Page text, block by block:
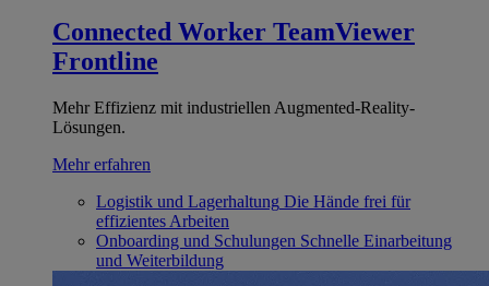
Connected Worker TeamViewer
Frontline
Mehr Effizienz mit industriellen Augmented-Reality-
Lösungen.
Mehr erfahren
Logistik und Lagerhaltung Die Hände frei für
effizientes Arbeiten
Onboarding und Schulungen Schnelle Einarbeitung
und Weiterbildung